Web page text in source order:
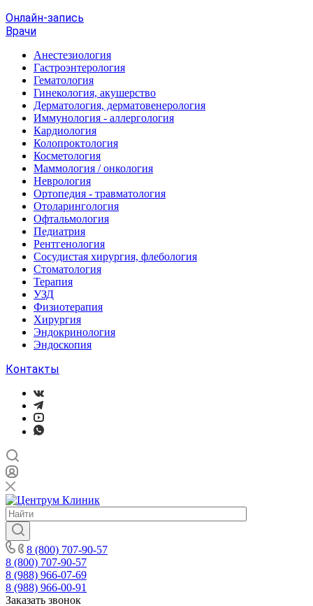
Онлайн-запись
Врачи
Анестезиология
Гастроэнтерология
Гематология
Гинекология, акушерство
Дерматология, дерматовенерология
Иммунология - аллергология
Кардиология
Колопроктология
Косметология
Маммология / онкология
Неврология
Ортопедия - травматология
Отоларингология
Офтальмология
Педиатрия
Рентгенология
Сосудистая хирургия, флебология
Стоматология
Терапия
УЗД
Физиотерапия
Хирургия
Эндокринология
Эндоскопия
Контакты
8 (800) 707-90-57
8 (800) 707-90-57
8 (988) 966-07-69
8 (988) 966-00-91
Заказать звонок